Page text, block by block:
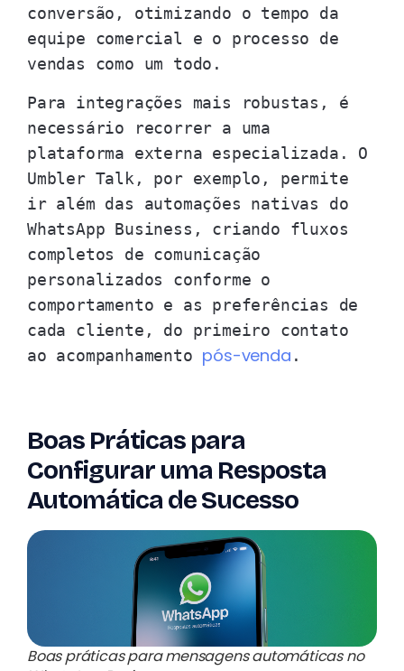
conversão, otimizando o tempo da
equipe comercial e o processo de
vendas como um todo.
Para integrações mais robustas, é
necessário recorrer a uma
plataforma externa especializada. O
Umbler Talk, por exemplo, permite
ir além das automações nativas do
WhatsApp Business, criando fluxos
completos de comunicação
personalizados conforme o
comportamento e as preferências de
cada cliente, do primeiro contato
ao acompanhamento pós-venda .
Boas Práticas para
Configurar uma Resposta
Automática de Sucesso
Boas práticas para mensagens automáticas no